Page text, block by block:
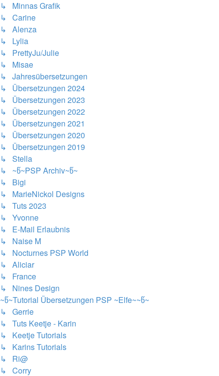
↳ Minnas Grafik
↳ Carine
↳ Alenza
↳ Lylia
↳ PrettyJu/Julie
↳ Misae
↳ Jahresübersetzungen
↳ Übersetzungen 2024
↳ Übersetzungen 2023
↳ Übersetzungen 2022
↳ Übersetzungen 2021
↳ Übersetzungen 2020
↳ Übersetzungen 2019
↳ Stella
↳ ~წ~PSP Archiv~წ~
↳ Bigi
↳ MarieNickol Designs
↳ Tuts 2023
↳ Yvonne
↳ E-Mail Erlaubnis
↳ Naise M
↳ Nocturnes PSP World
↳ Aliciar
↳ France
↳ Nines Design
~წ~Tutorial Übersetzungen PSP ~Elfe~~წ~
↳ Gerrie
↳ Tuts Keetje - Karin
↳ Keetje Tutorials
↳ Karins Tutorials
↳ Ri@
↳ Corry